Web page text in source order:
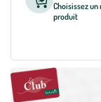
Choisissez
produit